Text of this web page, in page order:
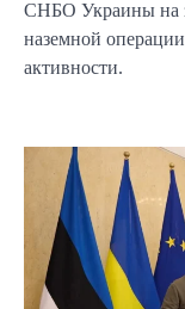
СНБО Украины на
наземной
активности.